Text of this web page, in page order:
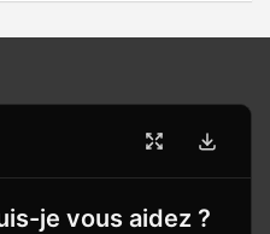
je vous aidez ?